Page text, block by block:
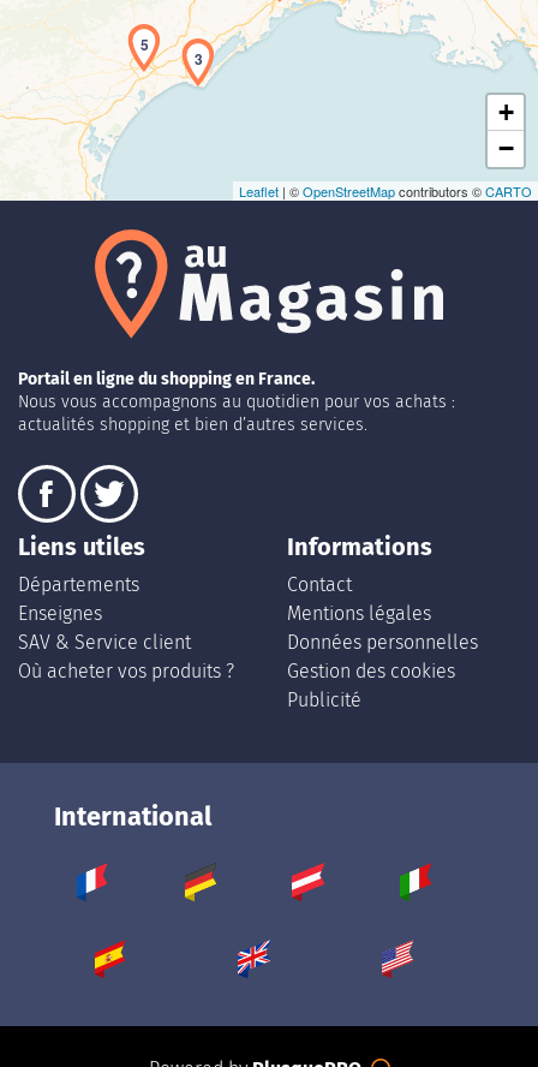
3
5
+
−
Leaflet | ©OpenStreetMapcontributors ©CARTO
Portail en ligne du shopping en France.
Nous vous accompagnons au quotidien pour vos achats :
actualités shopping et bien d’autres services.
Liens utiles
Départements
Enseignes
SAV & Service client
Où acheter vos produits ?
Informations
Contact
Mentions légales
Données personnelles
Gestion des cookies
Publicité
International